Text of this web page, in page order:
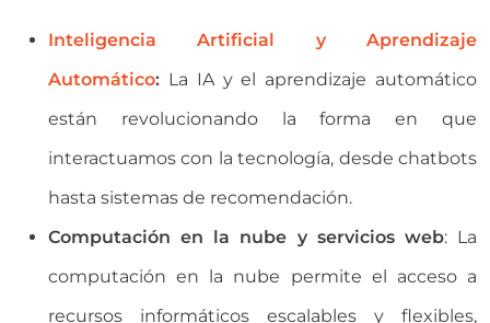
Inteligencia Artificial y Aprendizaje
Automático: La IA y el aprendizaje automático
están revolucionando la forma en que
interactuamos con la tecnología, desde chatbots
hasta sistemas de recomendación.
Computación en la nube y servicios web: La
computación en la nube permite el acceso a
recursos informáticos escalables y flexibles,